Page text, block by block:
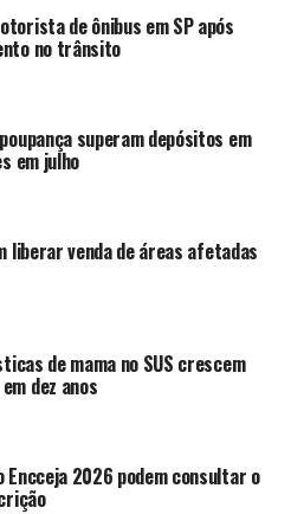
de ônibus em SP após
no trânsito
superam depósitos em
em julho
liberar venda de áreas afetadas
de mama no SUS crescem
dez anos
Encceja 2026 podem consultar o